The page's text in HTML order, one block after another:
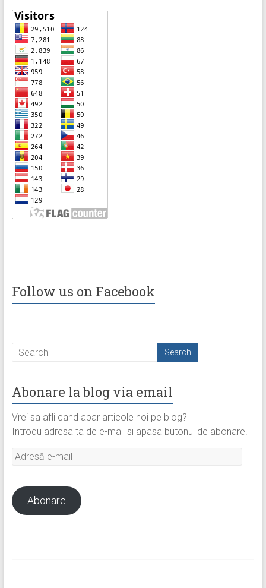
Follow us on Facebook
Abonare la blog via email
Vrei sa afli cand apar articole noi pe blog?
Introdu adresa ta de e-mail si apasa butonul de abonare.
Adresă
Abonare